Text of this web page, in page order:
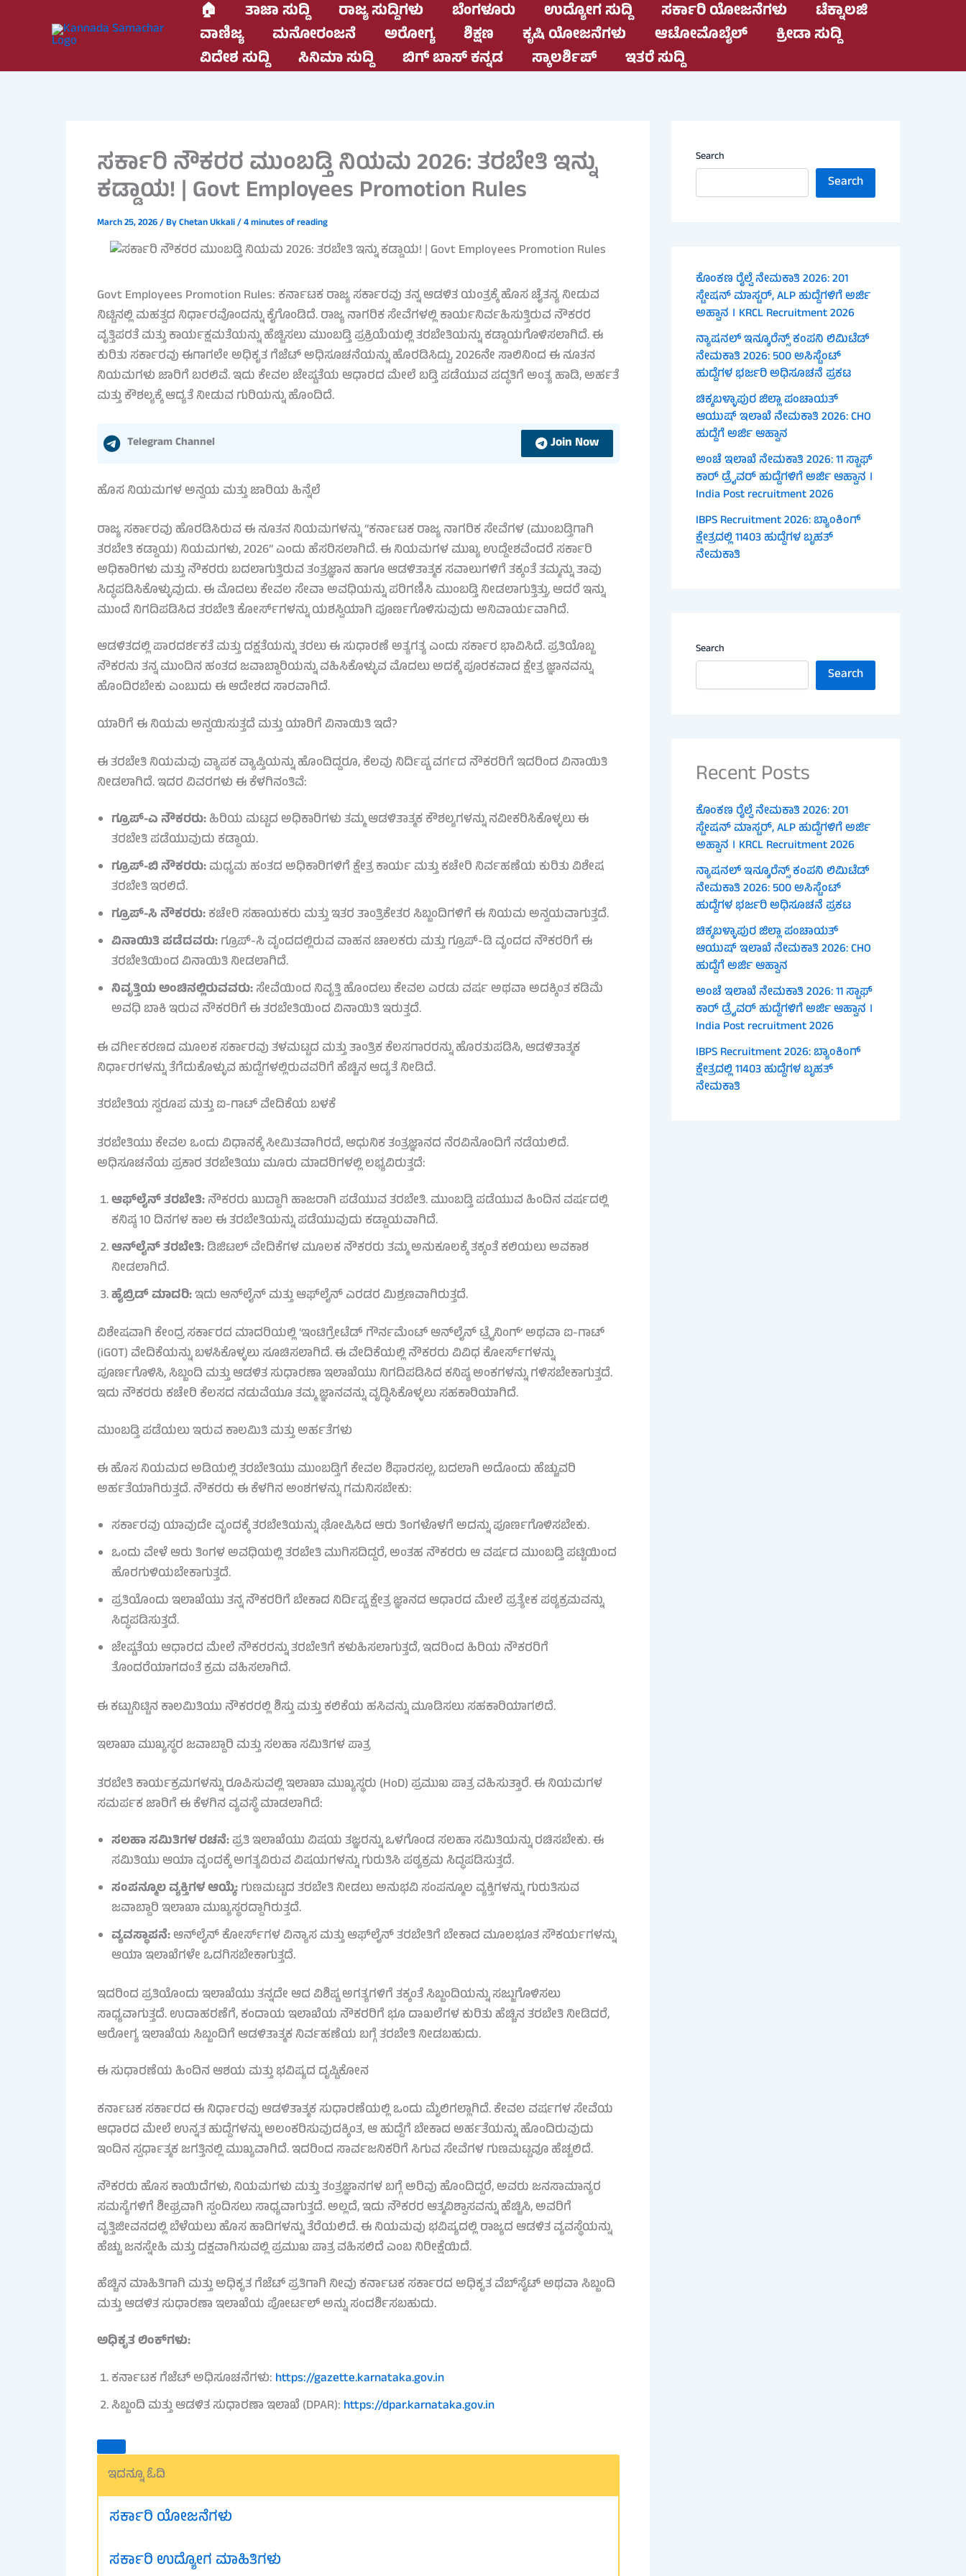
🏠 ತಾಜಾ ಸುದ್ದಿ ರಾಜ್ಯ ಸುದ್ದಿಗಳು ಬೆಂಗಳೂರು ಉದ್ಯೋಗ ಸುದ್ದಿ ಸರ್ಕಾರಿ ಯೋಜನೆಗಳು
ಟೆಕ್ನಾಲಜಿ
ವಾಣಿಜ್ಯ
ಮನೋರಂಜನೆ ಅರೋಗ್ಯ ಶಿಕ್ಷಣ ಕೃಷಿ ಯೋಜನೆಗಳು ಆಟೋಮೊಬೈಲ್
ಕ್ರೀಡಾ ಸುದ್ದಿ
ವಿದೇಶ ಸುದ್ದಿ
ಸಿನಿಮಾ ಸುದ್ದಿ ಬಿಗ್ ಬಾಸ್ ಕನ್ನಡ ಸ್ಕಾಲರ್ಶಿಪ್ ಇತರೆ ಸುದ್ದಿ
ಸರ್ಕಾರಿ ನೌಕರರ ಮುಂಬಡ್ತಿ ನಿಯಮ 2026: ತರಬೇತಿ ಇನ್ನು
ಕಡ್ಡಾಯ! | Govt Employees Promotion Rules
March 25, 2026/ ByChetan Ukkali/4 minutes of reading
Govt Employees Promotion Rules: ಕರ್ನಾಟಕ ರಾಜ್ಯ ಸರ್ಕಾರವು ತನ್ನ ಆಡಳಿತ ಯಂತ್ರಕ್ಕೆ ಹೊಸ ಚೈತನ್ಯ ನೀಡುವ
ನಿಟ್ಟಿನಲ್ಲಿ ಮಹತ್ವದ ನಿರ್ಧಾರವೊಂದನ್ನು ಕೈಗೊಂಡಿದೆ. ರಾಜ್ಯ ನಾಗರಿಕ ಸೇವೆಗಳಲ್ಲಿ ಕಾರ್ಯನಿರ್ವಹಿಸುತ್ತಿರುವ ನೌಕರರ
ವೃತ್ತಿಪರತೆ ಮತ್ತು ಕಾರ್ಯಕ್ಷಮತೆಯನ್ನು ಹೆಚ್ಚಿಸಲು ಮುಂಬಡ್ತಿ ಪ್ರಕ್ರಿಯೆಯಲ್ಲಿ ತರಬೇತಿಯನ್ನು ಕಡ್ಡಾಯಗೊಳಿಸಲಾಗಿದೆ. ಈ
ಕುರಿತು ಸರ್ಕಾರವು ಈಗಾಗಲೇ ಅಧಿಕೃತ ಗೆಜೆಟ್ ಅಧಿಸೂಚನೆಯನ್ನು ಹೊರಡಿಸಿದ್ದು, 2026ನೇ ಸಾಲಿನಿಂದ ಈ ನೂತನ
ನಿಯಮಗಳು ಜಾರಿಗೆ ಬರಲಿವೆ. ಇದು ಕೇವಲ ಜೇಷ್ಟತೆಯ ಆಧಾರದ ಮೇಲೆ ಬಡ್ತಿ ಪಡೆಯುವ ಪದ್ಧತಿಗೆ ಅಂತ್ಯ ಹಾಡಿ, ಅರ್ಹತೆ
ಮತ್ತು ಕೌಶಲ್ಯಕ್ಕೆ ಆದ್ಯತೆ ನೀಡುವ ಗುರಿಯನ್ನು ಹೊಂದಿದೆ.
Telegram Channel Join Now
ಹೊಸ ನಿಯಮಗಳ ಅನ್ವಯ ಮತ್ತು ಜಾರಿಯ ಹಿನ್ನೆಲೆ
ರಾಜ್ಯ ಸರ್ಕಾರವು ಹೊರಡಿಸಿರುವ ಈ ನೂತನ ನಿಯಮಗಳನ್ನು “ಕರ್ನಾಟಕ ರಾಜ್ಯ ನಾಗರಿಕ ಸೇವೆಗಳ (ಮುಂಬಡ್ತಿಗಾಗಿ
ತರಬೇತಿ ಕಡ್ಡಾಯ) ನಿಯಮಗಳು, 2026” ಎಂದು ಹೆಸರಿಸಲಾಗಿದೆ. ಈ ನಿಯಮಗಳ ಮುಖ್ಯ ಉದ್ದೇಶವೆಂದರೆ ಸರ್ಕಾರಿ
ಅಧಿಕಾರಿಗಳು ಮತ್ತು ನೌಕರರು ಬದಲಾಗುತ್ತಿರುವ ತಂತ್ರಜ್ಞಾನ ಹಾಗೂ ಆಡಳಿತಾತ್ಮಕ ಸವಾಲುಗಳಿಗೆ ತಕ್ಕಂತೆ ತಮ್ಮನ್ನು ತಾವು
ಸಿದ್ಧಪಡಿಸಿಕೊಳ್ಳುವುದು. ಈ ಮೊದಲು ಕೇವಲ ಸೇವಾ ಅವಧಿಯನ್ನು ಪರಿಗಣಿಸಿ ಮುಂಬಡ್ತಿ ನೀಡಲಾಗುತ್ತಿತ್ತು, ಆದರೆ ಇನ್ನು
ಮುಂದೆ ನಿಗದಿಪಡಿಸಿದ ತರಬೇತಿ ಕೋರ್ಸ್‌ಗಳನ್ನು ಯಶಸ್ವಿಯಾಗಿ ಪೂರ್ಣಗೊಳಿಸುವುದು ಅನಿವಾರ್ಯವಾಗಿದೆ.
ಆಡಳಿತದಲ್ಲಿ ಪಾರದರ್ಶಕತೆ ಮತ್ತು ದಕ್ಷತೆಯನ್ನು ತರಲು ಈ ಸುಧಾರಣೆ ಅತ್ಯಗತ್ಯ ಎಂದು ಸರ್ಕಾರ ಭಾವಿಸಿದೆ. ಪ್ರತಿಯೊಬ್ಬ
ನೌಕರನು ತನ್ನ ಮುಂದಿನ ಹಂತದ ಜವಾಬ್ದಾರಿಯನ್ನು ವಹಿಸಿಕೊಳ್ಳುವ ಮೊದಲು ಅದಕ್ಕೆ ಪೂರಕವಾದ ಕ್ಷೇತ್ರ ಜ್ಞಾನವನ್ನು
ಹೊಂದಿರಬೇಕು ಎಂಬುದು ಈ ಆದೇಶದ ಸಾರವಾಗಿದೆ.
ಯಾರಿಗೆ ಈ ನಿಯಮ ಅನ್ವಯಿಸುತ್ತದೆ ಮತ್ತು ಯಾರಿಗೆ ವಿನಾಯಿತಿ ಇದೆ?
ಈ ತರಬೇತಿ ನಿಯಮವು ವ್ಯಾಪಕ ವ್ಯಾಪ್ತಿಯನ್ನು ಹೊಂದಿದ್ದರೂ, ಕೆಲವು ನಿರ್ದಿಷ್ಟ ವರ್ಗದ ನೌಕರರಿಗೆ ಇದರಿಂದ ವಿನಾಯಿತಿ
ನೀಡಲಾಗಿದೆ. ಇದರ ವಿವರಗಳು ಈ ಕೆಳಗಿನಂತಿವೆ:
ಗ್ರೂಪ್-ಎ ನೌಕರರು:ಹಿರಿಯ ಮಟ್ಟದ ಅಧಿಕಾರಿಗಳು ತಮ್ಮ ಆಡಳಿತಾತ್ಮಕ ಕೌಶಲ್ಯಗಳನ್ನು ನವೀಕರಿಸಿಕೊಳ್ಳಲು ಈ
ತರಬೇತಿ ಪಡೆಯುವುದು ಕಡ್ಡಾಯ.
ಗ್ರೂಪ್-ಬಿ ನೌಕರರು:ಮಧ್ಯಮ ಹಂತದ ಅಧಿಕಾರಿಗಳಿಗೆ ಕ್ಷೇತ್ರ ಕಾರ್ಯ ಮತ್ತು ಕಚೇರಿ ನಿರ್ವಹಣೆಯ ಕುರಿತು ವಿಶೇಷ
ತರಬೇತಿ ಇರಲಿದೆ.
ಗ್ರೂಪ್-ಸಿ ನೌಕರರು:ಕಚೇರಿ ಸಹಾಯಕರು ಮತ್ತು ಇತರ ತಾಂತ್ರಿಕೇತರ ಸಿಬ್ಬಂದಿಗಳಿಗೆ ಈ ನಿಯಮ ಅನ್ವಯವಾಗುತ್ತದೆ.
ವಿನಾಯಿತಿ ಪಡೆದವರು:ಗ್ರೂಪ್-ಸಿ ವೃಂದದಲ್ಲಿರುವ ವಾಹನ ಚಾಲಕರು ಮತ್ತು ಗ್ರೂಪ್-ಡಿ ವೃಂದದ ನೌಕರರಿಗೆ ಈ
ತರಬೇತಿಯಿಂದ ವಿನಾಯಿತಿ ನೀಡಲಾಗಿದೆ.
ನಿವೃತ್ತಿಯ ಅಂಚಿನಲ್ಲಿರುವವರು:ಸೇವೆಯಿಂದ ನಿವೃತ್ತಿ ಹೊಂದಲು ಕೇವಲ ಎರಡು ವರ್ಷ ಅಥವಾ ಅದಕ್ಕಿಂತ ಕಡಿಮೆ
ಅವಧಿ ಬಾಕಿ ಇರುವ ನೌಕರರಿಗೆ ಈ ತರಬೇತಿಯಿಂದ ವಿನಾಯಿತಿ ಇರುತ್ತದೆ.
ಈ ವರ್ಗೀಕರಣದ ಮೂಲಕ ಸರ್ಕಾರವು ತಳಮಟ್ಟದ ಮತ್ತು ತಾಂತ್ರಿಕ ಕೆಲಸಗಾರರನ್ನು ಹೊರತುಪಡಿಸಿ, ಆಡಳಿತಾತ್ಮಕ
ನಿರ್ಧಾರಗಳನ್ನು ತೆಗೆದುಕೊಳ್ಳುವ ಹುದ್ದೆಗಳಲ್ಲಿರುವವರಿಗೆ ಹೆಚ್ಚಿನ ಆದ್ಯತೆ ನೀಡಿದೆ.
ತರಬೇತಿಯ ಸ್ವರೂಪ ಮತ್ತು ಐ-ಗಾಟ್ ವೇದಿಕೆಯ ಬಳಕೆ
ತರಬೇತಿಯು ಕೇವಲ ಒಂದು ವಿಧಾನಕ್ಕೆ ಸೀಮಿತವಾಗಿರದೆ, ಆಧುನಿಕ ತಂತ್ರಜ್ಞಾನದ ನೆರವಿನೊಂದಿಗೆ ನಡೆಯಲಿದೆ.
ಅಧಿಸೂಚನೆಯ ಪ್ರಕಾರ ತರಬೇತಿಯು ಮೂರು ಮಾದರಿಗಳಲ್ಲಿ ಲಭ್ಯವಿರುತ್ತದೆ:
ಆಫ್‌ಲೈನ್ ತರಬೇತಿ:ನೌಕರರು ಖುದ್ದಾಗಿ ಹಾಜರಾಗಿ ಪಡೆಯುವ ತರಬೇತಿ. ಮುಂಬಡ್ತಿ ಪಡೆಯುವ ಹಿಂದಿನ ವರ್ಷದಲ್ಲಿ
ಕನಿಷ್ಠ 10 ದಿನಗಳ ಕಾಲ ಈ ತರಬೇತಿಯನ್ನು ಪಡೆಯುವುದು ಕಡ್ಡಾಯವಾಗಿದೆ.
ಆನ್‌ಲೈನ್ ತರಬೇತಿ:ಡಿಜಿಟಲ್ ವೇದಿಕೆಗಳ ಮೂಲಕ ನೌಕರರು ತಮ್ಮ ಅನುಕೂಲಕ್ಕೆ ತಕ್ಕಂತೆ ಕಲಿಯಲು ಅವಕಾಶ
ನೀಡಲಾಗಿದೆ.
ಹೈಬ್ರಿಡ್ ಮಾದರಿ:ಇದು ಆನ್‌ಲೈನ್ ಮತ್ತು ಆಫ್‌ಲೈನ್ ಎರಡರ ಮಿಶ್ರಣವಾಗಿರುತ್ತದೆ.
ವಿಶೇಷವಾಗಿ ಕೇಂದ್ರ ಸರ್ಕಾರದ ಮಾದರಿಯಲ್ಲಿ ‘ಇಂಟಿಗ್ರೇಟೆಡ್ ಗೌರ್ನಮೆಂಟ್ ಆನ್‌ಲೈನ್ ಟ್ರೈನಿಂಗ್’ ಅಥವಾ ಐ-ಗಾಟ್
(iGOT) ವೇದಿಕೆಯನ್ನು ಬಳಸಿಕೊಳ್ಳಲು ಸೂಚಿಸಲಾಗಿದೆ. ಈ ವೇದಿಕೆಯಲ್ಲಿ ನೌಕರರು ವಿವಿಧ ಕೋರ್ಸ್‌ಗಳನ್ನು
ಪೂರ್ಣಗೊಳಿಸಿ, ಸಿಬ್ಬಂದಿ ಮತ್ತು ಆಡಳಿತ ಸುಧಾರಣಾ ಇಲಾಖೆಯು ನಿಗದಿಪಡಿಸಿದ ಕನಿಷ್ಠ ಅಂಕಗಳನ್ನು ಗಳಿಸಬೇಕಾಗುತ್ತದೆ.
ಇದು ನೌಕರರು ಕಚೇರಿ ಕೆಲಸದ ನಡುವೆಯೂ ತಮ್ಮ ಜ್ಞಾನವನ್ನು ವೃದ್ಧಿಸಿಕೊಳ್ಳಲು ಸಹಕಾರಿಯಾಗಿದೆ.
ಮುಂಬಡ್ತಿ ಪಡೆಯಲು ಇರುವ ಕಾಲಮಿತಿ ಮತ್ತು ಅರ್ಹತೆಗಳು
ಈ ಹೊಸ ನಿಯಮದ ಅಡಿಯಲ್ಲಿ ತರಬೇತಿಯು ಮುಂಬಡ್ತಿಗೆ ಕೇವಲ ಶಿಫಾರಸಲ್ಲ, ಬದಲಾಗಿ ಅದೊಂದು ಹೆಚ್ಚುವರಿ
ಅರ್ಹತೆಯಾಗಿರುತ್ತದೆ. ನೌಕರರು ಈ ಕೆಳಗಿನ ಅಂಶಗಳನ್ನು ಗಮನಿಸಬೇಕು:
ಸರ್ಕಾರವು ಯಾವುದೇ ವೃಂದಕ್ಕೆ ತರಬೇತಿಯನ್ನು ಘೋಷಿಸಿದ ಆರು ತಿಂಗಳೊಳಗೆ ಅದನ್ನು ಪೂರ್ಣಗೊಳಿಸಬೇಕು.
ಒಂದು ವೇಳೆ ಆರು ತಿಂಗಳ ಅವಧಿಯಲ್ಲಿ ತರಬೇತಿ ಮುಗಿಸದಿದ್ದರೆ, ಅಂತಹ ನೌಕರರು ಆ ವರ್ಷದ ಮುಂಬಡ್ತಿ ಪಟ್ಟಿಯಿಂದ
ಹೊರಗುಳಿಯಬೇಕಾಗುತ್ತದೆ.
ಪ್ರತಿಯೊಂದು ಇಲಾಖೆಯು ತನ್ನ ನೌಕರರಿಗೆ ಬೇಕಾದ ನಿರ್ದಿಷ್ಟ ಕ್ಷೇತ್ರ ಜ್ಞಾನದ ಆಧಾರದ ಮೇಲೆ ಪ್ರತ್ಯೇಕ ಪಠ್ಯಕ್ರಮವನ್ನು
ಸಿದ್ಧಪಡಿಸುತ್ತದೆ.
ಜೇಷ್ಟತೆಯ ಆಧಾರದ ಮೇಲೆ ನೌಕರರನ್ನು ತರಬೇತಿಗೆ ಕಳುಹಿಸಲಾಗುತ್ತದೆ, ಇದರಿಂದ ಹಿರಿಯ ನೌಕರರಿಗೆ
ತೊಂದರೆಯಾಗದಂತೆ ಕ್ರಮ ವಹಿಸಲಾಗಿದೆ.
ಈ ಕಟ್ಟುನಿಟ್ಟಿನ ಕಾಲಮಿತಿಯು ನೌಕರರಲ್ಲಿ ಶಿಸ್ತು ಮತ್ತು ಕಲಿಕೆಯ ಹಸಿವನ್ನು ಮೂಡಿಸಲು ಸಹಕಾರಿಯಾಗಲಿದೆ.
ಇಲಾಖಾ ಮುಖ್ಯಸ್ಥರ ಜವಾಬ್ದಾರಿ ಮತ್ತು ಸಲಹಾ ಸಮಿತಿಗಳ ಪಾತ್ರ
ತರಬೇತಿ ಕಾರ್ಯಕ್ರಮಗಳನ್ನು ರೂಪಿಸುವಲ್ಲಿ ಇಲಾಖಾ ಮುಖ್ಯಸ್ಥರು (HoD) ಪ್ರಮುಖ ಪಾತ್ರ ವಹಿಸುತ್ತಾರೆ. ಈ ನಿಯಮಗಳ
ಸಮರ್ಪಕ ಜಾರಿಗೆ ಈ ಕೆಳಗಿನ ವ್ಯವಸ್ಥೆ ಮಾಡಲಾಗಿದೆ:
ಸಲಹಾ ಸಮಿತಿಗಳ ರಚನೆ:ಪ್ರತಿ ಇಲಾಖೆಯು ವಿಷಯ ತಜ್ಞರನ್ನು ಒಳಗೊಂಡ ಸಲಹಾ ಸಮಿತಿಯನ್ನು ರಚಿಸಬೇಕು. ಈ
ಸಮಿತಿಯು ಆಯಾ ವೃಂದಕ್ಕೆ ಅಗತ್ಯವಿರುವ ವಿಷಯಗಳನ್ನು ಗುರುತಿಸಿ ಪಠ್ಯಕ್ರಮ ಸಿದ್ಧಪಡಿಸುತ್ತದೆ.
ಸಂಪನ್ಮೂಲ ವ್ಯಕ್ತಿಗಳ ಆಯ್ಕೆ:ಗುಣಮಟ್ಟದ ತರಬೇತಿ ನೀಡಲು ಅನುಭವಿ ಸಂಪನ್ಮೂಲ ವ್ಯಕ್ತಿಗಳನ್ನು ಗುರುತಿಸುವ
ಜವಾಬ್ದಾರಿ ಇಲಾಖಾ ಮುಖ್ಯಸ್ಥರದ್ದಾಗಿರುತ್ತದೆ.
ವ್ಯವಸ್ಥಾಪನೆ:ಆನ್‌ಲೈನ್ ಕೋರ್ಸ್‌ಗಳ ವಿನ್ಯಾಸ ಮತ್ತು ಆಫ್‌ಲೈನ್ ತರಬೇತಿಗೆ ಬೇಕಾದ ಮೂಲಭೂತ ಸೌಕರ್ಯಗಳನ್ನು
ಆಯಾ ಇಲಾಖೆಗಳೇ ಒದಗಿಸಬೇಕಾಗುತ್ತದೆ.
ಇದರಿಂದ ಪ್ರತಿಯೊಂದು ಇಲಾಖೆಯು ತನ್ನದೇ ಆದ ವಿಶಿಷ್ಟ ಅಗತ್ಯಗಳಿಗೆ ತಕ್ಕಂತೆ ಸಿಬ್ಬಂದಿಯನ್ನು ಸಜ್ಜುಗೊಳಿಸಲು
ಸಾಧ್ಯವಾಗುತ್ತದೆ. ಉದಾಹರಣೆಗೆ, ಕಂದಾಯ ಇಲಾಖೆಯ ನೌಕರರಿಗೆ ಭೂ ದಾಖಲೆಗಳ ಕುರಿತು ಹೆಚ್ಚಿನ ತರಬೇತಿ ನೀಡಿದರೆ,
ಆರೋಗ್ಯ ಇಲಾಖೆಯ ಸಿಬ್ಬಂದಿಗೆ ಆಡಳಿತಾತ್ಮಕ ನಿರ್ವಹಣೆಯ ಬಗ್ಗೆ ತರಬೇತಿ ನೀಡಬಹುದು.
ಈ ಸುಧಾರಣೆಯ ಹಿಂದಿನ ಆಶಯ ಮತ್ತು ಭವಿಷ್ಯದ ದೃಷ್ಟಿಕೋನ
ಕರ್ನಾಟಕ ಸರ್ಕಾರದ ಈ ನಿರ್ಧಾರವು ಆಡಳಿತಾತ್ಮಕ ಸುಧಾರಣೆಯಲ್ಲಿ ಒಂದು ಮೈಲಿಗಲ್ಲಾಗಿದೆ. ಕೇವಲ ವರ್ಷಗಳ ಸೇವೆಯ
ಆಧಾರದ ಮೇಲೆ ಉನ್ನತ ಹುದ್ದೆಗಳನ್ನು ಅಲಂಕರಿಸುವುದಕ್ಕಿಂತ, ಆ ಹುದ್ದೆಗೆ ಬೇಕಾದ ಅರ್ಹತೆಯನ್ನು ಹೊಂದಿರುವುದು
ಇಂದಿನ ಸ್ಪರ್ಧಾತ್ಮಕ ಜಗತ್ತಿನಲ್ಲಿ ಮುಖ್ಯವಾಗಿದೆ. ಇದರಿಂದ ಸಾರ್ವಜನಿಕರಿಗೆ ಸಿಗುವ ಸೇವೆಗಳ ಗುಣಮಟ್ಟವೂ ಹೆಚ್ಚಲಿದೆ.
ನೌಕರರು ಹೊಸ ಕಾಯಿದೆಗಳು, ನಿಯಮಗಳು ಮತ್ತು ತಂತ್ರಜ್ಞಾನಗಳ ಬಗ್ಗೆ ಅರಿವು ಹೊಂದಿದ್ದರೆ, ಅವರು ಜನಸಾಮಾನ್ಯರ
ಸಮಸ್ಯೆಗಳಿಗೆ ಶೀಘ್ರವಾಗಿ ಸ್ಪಂದಿಸಲು ಸಾಧ್ಯವಾಗುತ್ತದೆ. ಅಲ್ಲದೆ, ಇದು ನೌಕರರ ಆತ್ಮವಿಶ್ವಾಸವನ್ನು ಹೆಚ್ಚಿಸಿ, ಅವರಿಗೆ
ವೃತ್ತಿಜೀವನದಲ್ಲಿ ಬೆಳೆಯಲು ಹೊಸ ಹಾದಿಗಳನ್ನು ತೆರೆಯಲಿದೆ. ಈ ನಿಯಮವು ಭವಿಷ್ಯದಲ್ಲಿ ರಾಜ್ಯದ ಆಡಳಿತ ವ್ಯವಸ್ಥೆಯನ್ನು
ಹೆಚ್ಚು ಜನಸ್ನೇಹಿ ಮತ್ತು ದಕ್ಷವಾಗಿಸುವಲ್ಲಿ ಪ್ರಮುಖ ಪಾತ್ರ ವಹಿಸಲಿದೆ ಎಂಬ ನಿರೀಕ್ಷೆಯಿದೆ.
ಹೆಚ್ಚಿನ ಮಾಹಿತಿಗಾಗಿ ಮತ್ತು ಅಧಿಕೃತ ಗೆಜೆಟ್ ಪ್ರತಿಗಾಗಿ ನೀವು ಕರ್ನಾಟಕ ಸರ್ಕಾರದ ಅಧಿಕೃತ ವೆಬ್‌ಸೈಟ್ ಅಥವಾ ಸಿಬ್ಬಂದಿ
ಮತ್ತು ಆಡಳಿತ ಸುಧಾರಣಾ ಇಲಾಖೆಯ ಪೋರ್ಟಲ್ ಅನ್ನು ಸಂದರ್ಶಿಸಬಹುದು.
ಅಧಿಕೃತ ಲಿಂಕ್‌ಗಳು:
ಕರ್ನಾಟಕ ಗೆಜೆಟ್ ಅಧಿಸೂಚನೆಗಳು: https://gazette.karnataka.gov.in
ಸಿಬ್ಬಂದಿ ಮತ್ತು ಆಡಳಿತ ಸುಧಾರಣಾ ಇಲಾಖೆ (DPAR): https://dpar.karnataka.gov.in
ಇದನ್ನೂ ಓದಿ
ಸರ್ಕಾರಿ ಯೋಜನೆಗಳು
ಸರ್ಕಾರಿ ಉದ್ಯೋಗ ಮಾಹಿತಿಗಳು
Search
Search
ಕೊಂಕಣ ರೈಲ್ವೆ ನೇಮಕಾತಿ 2026: 201
ಸ್ಟೇಷನ್ ಮಾಸ್ಟರ್, ALP ಹುದ್ದೆಗಳಿಗೆ ಅರ್ಜಿ
ಅಹ್ವಾನ । KRCL Recruitment 2026
ನ್ಯಾಷನಲ್ ಇನ್ಶೂರೆನ್ಸ್ ಕಂಪನಿ ಲಿಮಿಟೆಡ್
ನೇಮಕಾತಿ 2026: 500 ಅಸಿಸ್ಟೆಂಟ್
ಹುದ್ದೆಗಳ ಭರ್ಜರಿ ಅಧಿಸೂಚನೆ ಪ್ರಕಟ
ಚಿಕ್ಕಬಳ್ಳಾಪುರ ಜಿಲ್ಲಾ ಪಂಚಾಯತ್
ಆಯುಷ್ ಇಲಾಖೆ ನೇಮಕಾತಿ 2026: CHO
ಹುದ್ದೆಗೆ ಅರ್ಜಿ ಆಹ್ವಾನ
ಅಂಚೆ ಇಲಾಖೆ ನೇಮಕಾತಿ 2026: 11 ಸ್ಟಾಫ್
ಕಾರ್ ಡ್ರೈವರ್ ಹುದ್ದೆಗಳಿಗೆ ಅರ್ಜಿ ಆಹ್ವಾನ ।
India Post recruitment 2026
IBPS Recruitment 2026: ಬ್ಯಾಂಕಿಂಗ್
ಕ್ಷೇತ್ರದಲ್ಲಿ 11403 ಹುದ್ದೆಗಳ ಬೃಹತ್
ನೇಮಕಾತಿ
Search
Search
Recent Posts
ಕೊಂಕಣ ರೈಲ್ವೆ ನೇಮಕಾತಿ 2026: 201
ಸ್ಟೇಷನ್ ಮಾಸ್ಟರ್, ALP ಹುದ್ದೆಗಳಿಗೆ ಅರ್ಜಿ
ಅಹ್ವಾನ । KRCL Recruitment 2026
ನ್ಯಾಷನಲ್ ಇನ್ಶೂರೆನ್ಸ್ ಕಂಪನಿ ಲಿಮಿಟೆಡ್
ನೇಮಕಾತಿ 2026: 500 ಅಸಿಸ್ಟೆಂಟ್
ಹುದ್ದೆಗಳ ಭರ್ಜರಿ ಅಧಿಸೂಚನೆ ಪ್ರಕಟ
ಚಿಕ್ಕಬಳ್ಳಾಪುರ ಜಿಲ್ಲಾ ಪಂಚಾಯತ್
ಆಯುಷ್ ಇಲಾಖೆ ನೇಮಕಾತಿ 2026: CHO
ಹುದ್ದೆಗೆ ಅರ್ಜಿ ಆಹ್ವಾನ
ಅಂಚೆ ಇಲಾಖೆ ನೇಮಕಾತಿ 2026: 11 ಸ್ಟಾಫ್
ಕಾರ್ ಡ್ರೈವರ್ ಹುದ್ದೆಗಳಿಗೆ ಅರ್ಜಿ ಆಹ್ವಾನ ।
India Post recruitment 2026
IBPS Recruitment 2026: ಬ್ಯಾಂಕಿಂಗ್
ಕ್ಷೇತ್ರದಲ್ಲಿ 11403 ಹುದ್ದೆಗಳ ಬೃಹತ್
ನೇಮಕಾತಿ